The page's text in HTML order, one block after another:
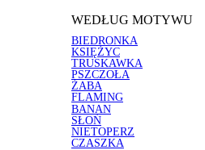
WEDŁUG MOTYWU
BIEDRONKA
KSIĘŻYC
TRUSKAWKA
PSZCZOŁA
ŻABA
FLAMING
BANAN
SŁOŃ
NIETOPERZ
CZASZKA